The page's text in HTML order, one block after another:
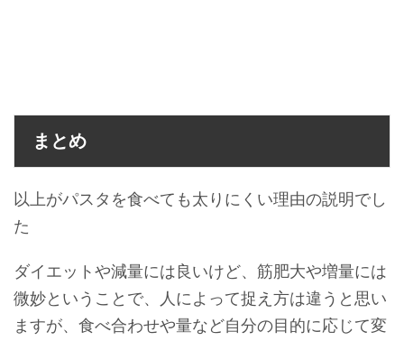
まとめ
以上がパスタを食べても太りにくい理由の説明でし
た
ダイエットや減量には良いけど、筋肥大や増量には
微妙ということで、人によって捉え方は違うと思い
ますが、食べ合わせや量など自分の目的に応じて変